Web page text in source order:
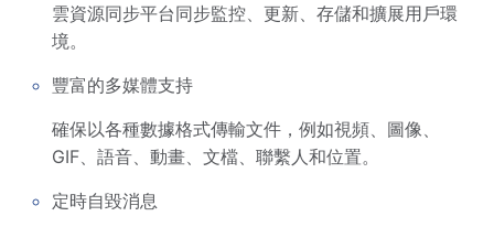
雲資源同步平台同步監控、更新、存儲和擴展用戶環
境。
豐富的多媒體支持
確保以各種數據格式傳輸文件，例如視頻、圖像、
GIF、語音、動畫、文檔、聯繫人和位置。
定時自毀消息